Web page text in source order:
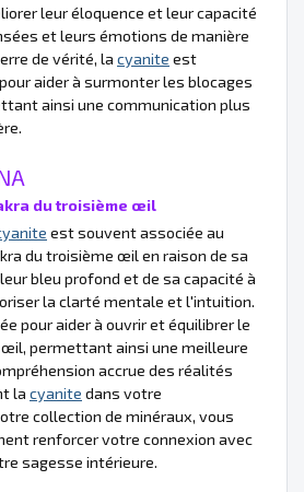
leur éloquence et leur capacité
et leurs émotions de manière
de vérité, la cyanite est
aider à surmonter les blocages
ainsi une communication plus
du troisième œil
est souvent associée au
du troisième œil en raison de sa
bleu profond et de sa capacité à
la clarté mentale et l'intuition.
pour aider à ouvrir et équilibrer le
permettant ainsi une meilleure
accrue des réalités
la cyanite dans votre
collection de minéraux, vous
renforcer votre connexion avec
sagesse intérieure.